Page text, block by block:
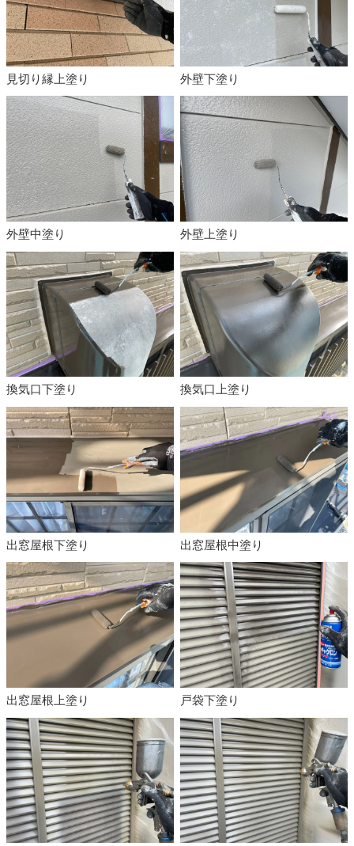
見切り縁上塗り 外壁下塗り
外壁中塗り 外壁上塗り
換気口下塗り 換気口上塗り
出窓屋根下塗り 出窓屋根中塗り
出窓屋根上塗り 戸袋下塗り